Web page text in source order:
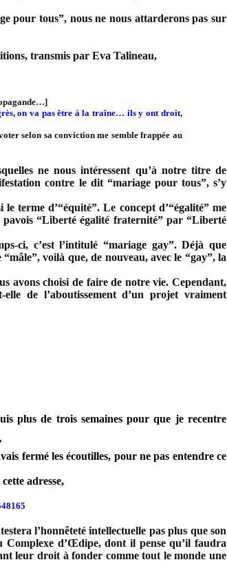
pour tous”, nous ne nous attarderons pas sur
transmis par Eva Talineau,
on va pas être à la traîne… ils y ont droit,
selon sa conviction me semble frappée au
ne nous intéressent qu’à notre titre de
contre le dit “mariage pour tous”, s’y
terme d’“équité”. Le concept d’“égalité” me
“Liberté égalité fraternité” par “Liberté
ci, c’est l’intitulé “mariage gay”. Déjà que
voilà que, de nouveau, avec le “gay”,la
avons choisi de faire de notre vie. Cependant,
de l’aboutissement d’un projet vraiment
plus de trois semaines pour que je recentre
fermé les écoutilles, pour ne pas entendre ce
adresse,
l’honnêteté intellectuelle pas plus que son
d’Œdipe, dont il pense qu’il faudra
leur droit à fonder comme tout le monde une